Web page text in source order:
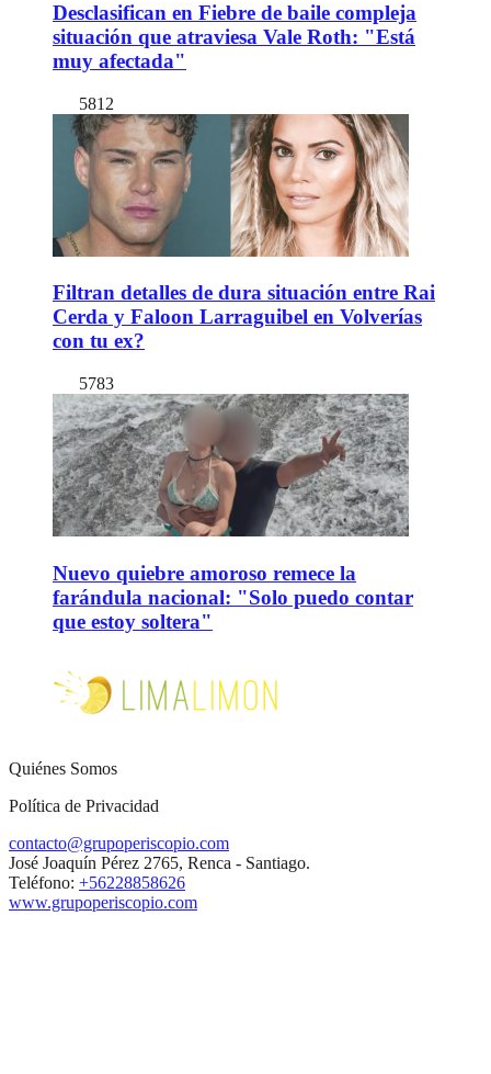
Desclasifican en Fiebre de baile compleja
situación que atraviesa Vale Roth: "Está
muy afectada"
5812
Filtran detalles de dura situación entre Rai
Cerda y Faloon Larraguibel en Volverías
con tu ex?
5783
Nuevo quiebre amoroso remece la
farándula nacional: "Solo puedo contar
que estoy soltera"
Quiénes Somos
Política de Privacidad
contacto@grupoperiscopio.com
José Joaquín Pérez 2765, Renca - Santiago.
Teléfono: +56228858626
www.grupoperiscopio.com